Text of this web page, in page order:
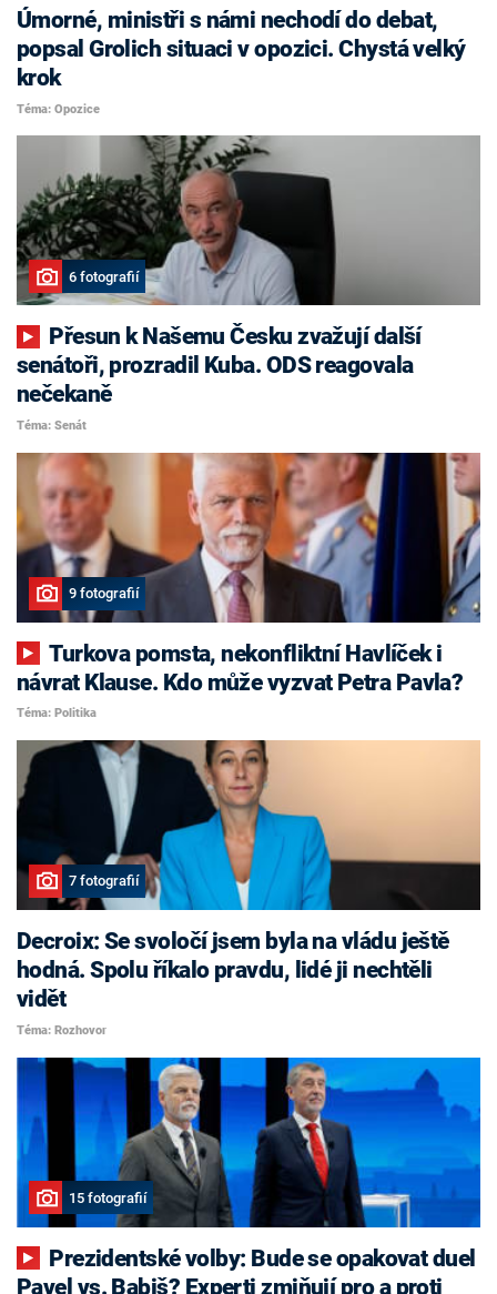
Úmorné, ministři s námi nechodí do debat,
popsal Grolich situaci v opozici. Chystá velký
krok
Téma: Opozice
6 fotografií
senátoři, prozradil Kuba. ODS reagovala
nečekaně
Téma: Senát
9 fotografií
Turkova pomsta, nekonfliktní Havlíček i
návrat Klause. Kdo může vyzvat Petra Pavla?
Téma: Politika
7 fotografií
Decroix: Se svoločí jsem byla na vládu ještě
hodná. Spolu říkalo pravdu, lidé ji nechtěli
vidět
Téma: Rozhovor
15 fotografií
Pavel vs. Babiš? Experti zmiňují pro a proti